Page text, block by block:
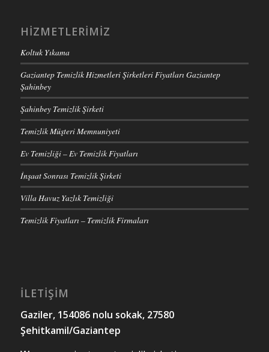
HIZMETLERIMIZ
Koltuk Yıkama
Gaziantep Temizlik Hizmetleri Şirketleri Fiyatları Gaziantep
Şahinbey
Şahinbey Temizlik Şirketi
Temizlik Müşteri Memnuniyeti
Ev Temizliği – Ev Temizlik Fiyatları
İnşaat Sonrası Temizlik Şirketi
Villa Havuz Yazlık Temizliği
Temizlik Fiyatları – Temizlik Firmaları
İLETİŞİM
Gaziler, 154086 nolu sokak, 27580
Şehitkamil/Gaziantep